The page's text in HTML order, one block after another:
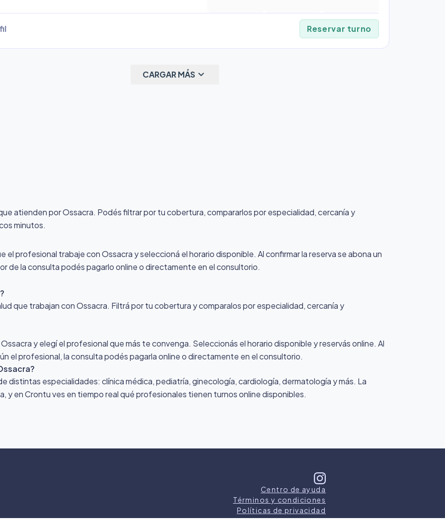
Reservar turno
CARGAR MÁS keyboard_arrow_down
atienden por Ossacra. Podés filtrar por tu cobertura, compararlos por especialidad, cercanía y
minutos.
el profesional trabaje con Ossacra y seleccioná el horario disponible. Al confirmar la reserva se abona un
de la consulta podés pagarlo online o directamente en el consultorio.
que trabajan con Ossacra. Filtrá por tu cobertura y comparalos por especialidad, cercanía y
y elegí el profesional que más te convenga. Seleccionás el horario disponible y reservás online. Al
el profesional, la consulta podés pagarla online o directamente en el consultorio.
distintas especialidades: clínica médica, pediatría, ginecología, cardiología, dermatología y más. La
y en Crontu ves en tiempo real qué profesionales tienen turnos online disponibles.
Centro de ayuda
Términos y condiciones
Políticas de privacidad
©2026Crontu – Todos los derechos reservados